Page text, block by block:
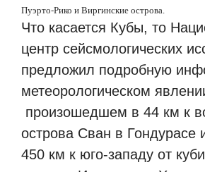
Пуэрто-Рико и Виргинские острова.
Что касается Кубы, то
центр сейсмологических
предложил подробную
метеорологическом
произошедшем в 44 км к
острова Сван в Гондурасе
450 км к юго-западу от